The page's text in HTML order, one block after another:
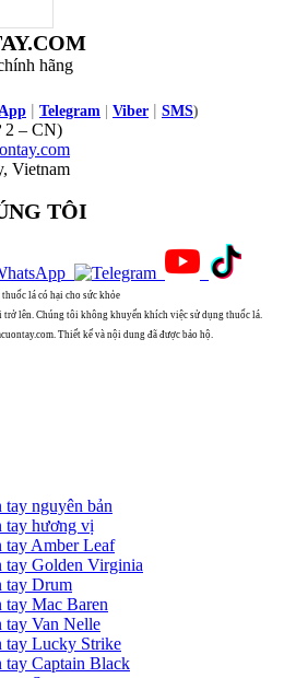
hãng
| Telegram Viber | SMS)
2 – CN)
Vietnam
TÔI
lá có hại cho sức khỏe
lên. Chúng tôi không khuyến khích việc sử dụng thuốc lá.
Thiết kế và nội dung đã được bảo hộ.
nguyên bản
tay hương vị
tay Amber Leaf
tay Golden Virginia
tay Drum
tay Mac Baren
tay Van Nelle
tay Lucky Strike
tay Captain Black